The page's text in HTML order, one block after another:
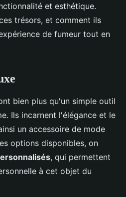
et esthétique.
trésors, et comment ils
de fumeur tout en
bien plus qu'un simple outil
Ils incarnent l'élégance et le
un accessoire de mode
options disponibles, on
, qui permettent
à cet objet du